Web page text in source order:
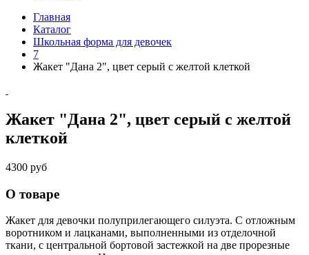
Главная
Каталог
Школьная форма для девочек
7
Жакет "Дана 2", цвет серый с желтой клеткой
Жакет "Дана 2", цвет серый с желтой
клеткой
4300 руб
О товаре
Жакет для девочки полуприлегающего силуэта. С отложным
воротником и лацканами, выполненными из отделочной
ткани, с центральной бортовой застежкой на две прорезные